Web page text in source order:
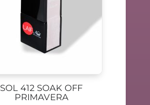
SOL 412 SOAK OFF
PRIMAVERA